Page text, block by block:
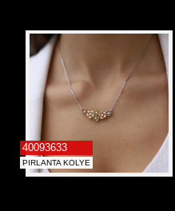
40093633
PIRLANTA KOLYE